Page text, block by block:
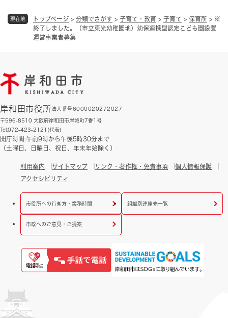
現在地 トップページ > 分類でさがす > 子育て・教育 > 子育て > 保育所 > ※
終了しました。（市立東光幼稚園地）幼保連携型認定こども園設置
運営事業者募集
岸和田市役所法人番号6000020272027
〒596-8510 大阪府岸和田市岸城町7番1号
Tel:072-423-2121(代表)
開庁時間:午前9時から午後5時30分まで
（土曜日、日曜日、祝日、年末年始除く）
利用案内 サイトマップ リンク・著作権・免責事項
個人情報保護
アクセシビリティ
市役所への行き方・業務時間 組織別連絡先一覧
市政へのご意見・ご提案